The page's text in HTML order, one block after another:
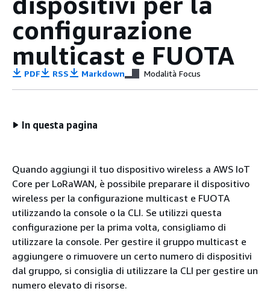
configurazione
multicast e FUOTA
PDF RSS Markdown Modalità Focus
In questa pagina
Quando aggiungi il tuo dispositivo wireless a AWS IoT
Core per LoRaWAN, è possibile preparare il dispositivo
wireless per la configurazione multicast e FUOTA
utilizzando la console o la CLI. Se utilizzi questa
configurazione per la prima volta, consigliamo di
utilizzare la console. Per gestire il gruppo multicast e
aggiungere o rimuovere un certo numero di dispositivi
dal gruppo, si consiglia di utilizzare la CLI per gestire un
numero elevato di risorse.